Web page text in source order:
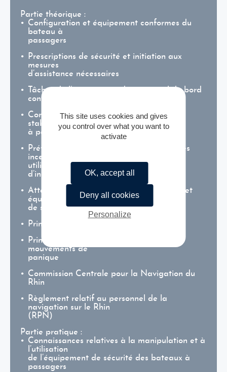
Partie théorique :
Configuration et équipement conformes du
bateau à
passagers
Prescriptions de sécurité et initiation aux
mesures
d’assistance nécessaires
Tâches de l’équipage et du personnel de bord
conformément au dossier de sécurité
Connaissances générales relatives à la
stabilité des bateaux
à passagers en cas d’avarie
Prévention des incendies et lutte contre les
incendies,
utilisation des installations d’extinction
d’incendie
Attestations de contrôle des installations et
équipements
de sécurité
Principes de la gestion des conflits
Principes de base pour la prévention de
mouvements de
panique
Commission Centrale pour la Navigation du
Rhin
Règlement relatif au personnel de la
navigation sur le Rhin
(RPN)
Partie pratique :
Connaissances relatives à la manipulation et à
l’utilisation
de l’équipement de sécurité des bateaux à
passagers
This site uses cookies and gives
you control over what you want to
activate
OK, accept all
Deny all cookies
Personalize